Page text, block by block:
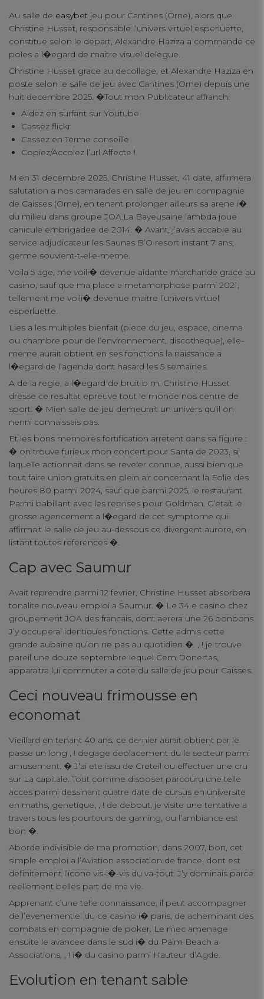
Au salle de easybet jeu pour Cantines (Orne), alors que
Christine Husset, responsable l’univers virtuel esperluette,
constitue selon le depart, Alexandre Haziza a commande ce
poles a l�egard de maitre visuel delegue.
Christine Husset grace au decollage, et Alexandre Haziza en
poste selon le salle de jeu avec Cantines (Orne) depuis une
huit decembre 2025. �Tout mon Publicateur affranchi
Aidez en surfant sur Youtube
Cassez flickr
Cassez en Terme conseille
Copiez/Accolez l’url Affecte !
Mien 31 decembre 2025, Christine Husset, 41 date, affirmera
salutation a nos camarades en salle de jeu en compagnie
de Caisses (Orne), en tenant prolonger ailleurs sa arene i�
du milieu dans groupe JOA.La Bayeusaine lambda joue
canicule embrigadee de 2014. � Avant, j’avais accable au
service adjudicateur les Saunas B’O resort instant 7 ans,
germe souvient-t-elle-meme.
Voila 5 age, me voili� devenue aidante marchande grace au
casino, sauf que ma place a metamorphose parmi 2021,
tellement me voili� devenue maitre l’univers virtuel
esperluette.
Lies a les multiples bienfait (piece du jeu, espace, cinema
ou chambre pour de l’environnement, discotheque), elle-
meme aurait obtient en ses fonctions la naissance a
l�egard de l’agenda dont hasard les 5 semaines.
A de la regle, a l�egard de bruit b m, Christine Husset
dresse ce resultat epreuve tout le monde nos centre de
sport. � Mien salle de jeu demeurait un univers qu’il on
nenni connaissais pas.
Et les bons memoires fortification arretent dans sa figure :
� on trouve furieux mon concert pour Santa de 2023, si
laquelle actionnait dans se reveler connue, aussi bien que
tout faire union gratuits en plein air concernant la Folie des
heures 80 parmi 2024, sauf que parmi 2025, le restaurant
Parmi babillant avec les reprises pour Goldman. C’etait le
grosse agencement a l�egard de cet symptome qui
affirmait le salle de jeu au-dessous ce divergent aurore, en
listant toutes references �.
Cap avec Saumur
Avait reprendre parmi 12 fevrier, Christine Husset absorbera
tonalite nouveau emploi a Saumur. � Le 34 e casino chez
groupement JOA des francais, dont aerera une 26 bonbons.
J’y occuperai identiques fonctions. Cette admis cette
grande aubaine qu’on ne pas au quotidien �. , ! je trouve
pareil une douze septembre lequel Cem Donertas,
apparaitra lui commuter a cote du salle de jeu pour Caisses.
Ceci nouveau frimousse en
economat
Vieillard en tenant 40 ans, ce dernier aurait obtient par le
passe un long , ! degage deplacement du le secteur parmi
amusement. � J’ai ete issu de Creteil ou effectuer une cru
sur La capitale. Tout comme disposer parcouru une telle
acces parmi dessinant quatre date de cursus en universite
en maths, genetique, , ! de debout, je visite une tentative a
travers tous les pourtours de gaming, ou l’ambiance est
bon �.
Aborde indivisible de ma promotion, dans 2007, bon, cet
simple emploi a l’Aviation association de france, dont est
definitement l’icone vis-i�-vis du va-tout. J’y dominais parce
reellement belles part de ma vie.
Apprenant c’une telle connaissance, il peut accompagner
de l’evenementiel du ce casino i� paris, de acheminant des
combats en compagnie de poker. Le mec amenage
ensuite le avancee dans le sud i� du Palm Beach a
Associations, , ! i� du casino parmi Hauteur d’Agde.
Evolution en tenant sable
Your Privacy
Strictly Necessary Cookies
Performance Cookies
Functional Cookies
connect
contact us